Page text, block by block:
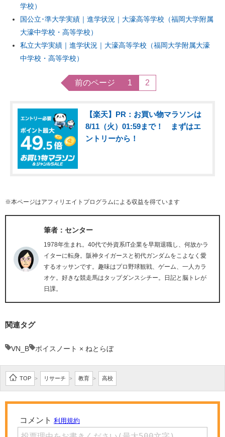
学校）
国公立･準大学実績｜進学状況｜大濠高等学校（福岡大学附属
大濠中学校・高等学校）
私立大学実績｜進学状況｜大濠高等学校（福岡大学附属大濠
中学校・高等学校）
前のページ 1 2
【楽天】PR：お買い物マラソンは
8/11（火）01:59まで！ まずはエ
ントリーから！
※本ページはアフィリエイトプログラムによる収益を得ています
筆者：センター
1978年生まれ。40代で外資系IT企業を早期退職し、何故かラ
イターに転身。阪神タイガースと初代ガンダムをこよなく愛
するオッサンです。趣味はプロ野球観戦、ゲーム、一人カラ
オケ。好きな競走馬はタップダンスシチー。日記と脳トレが
日課。
関連タグ
VN_B ボイスノート × ねとらぼ
TOP > リサーチ > 教育 > 高校